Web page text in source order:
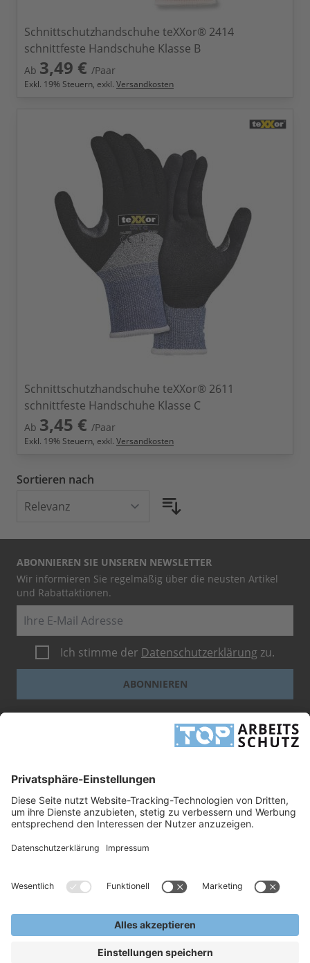
Schnittschutzhandschuhe teXXor® 2414
schnittfeste Handschuhe Klasse B
Ab 3,49 € /Paar
Exkl. 19% Steuern, exkl. Versandkosten
Schnittschutzhandschuhe teXXor® 2611
schnittfeste Handschuhe Klasse C
Ab 3,45 € /Paar
Exkl. 19% Steuern, exkl. Versandkosten
Sortieren nach
ABONNIEREN SIE UNSEREN NEWSLETTER
Wir informieren Sie regelmäßig über die neusten Artikel
und Rabattaktionen.
Ich stimme der Datenschutzerklärung zu.
ABONNIEREN
Dieses Formular ist durch reCAPTCHA geschützt - es gelten dieGoogle-
-Geschäftsbedingungen.
UNTERNEHMEN
RECHTLICHES
TOP ARBEITSSCHUTZ GMBH
24568 Kaltenkirchen
Fax +49 41 91/72 26 18-99
www.top-arbeitsschutz.de
Copyright © 2026, TOP Arbeitsschutz GmbH.